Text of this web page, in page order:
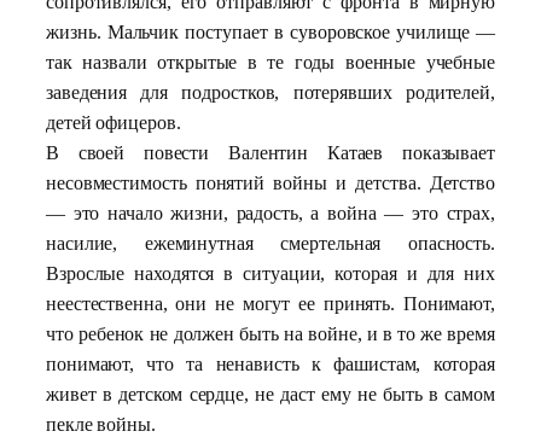
жизнь. Мальчик поступает в суворовское училище —
так назвали открытые в те годы военные учебные
заведения для подростков, потерявших родителей,
детей офицеров.
В своей повести Валентин Катаев показывает
несовместимость понятий войны и детства. Детство
— это начало жизни, радость, а война — это страх,
насилие, ежеминутная смертельная опасность.
Взрослые находятся в ситуации, которая и для них
неестественна, они не могут ее принять. Понимают,
что ребенок не должен быть на войне, и в то же время
понимают, что та ненависть к фашистам, которая
живет в детском сердце, не даст ему не быть в самом
пекле войны.